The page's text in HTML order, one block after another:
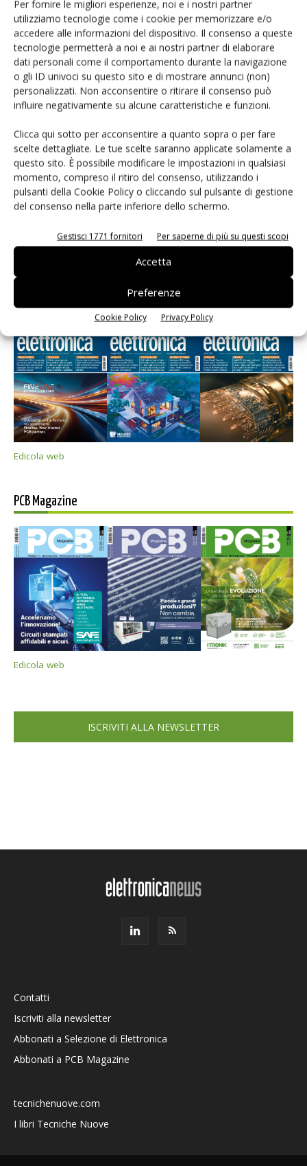
Per fornire le migliori esperienze, noi e i nostri partner
utilizziamo tecnologie come i cookie per memorizzare e/o
accedere alle informazioni del dispositivo. Il consenso a queste
tecnologie permetterà a noi e ai nostri partner di elaborare
dati personali come il comportamento durante la navigazione
o gli ID univoci su questo sito e di mostrare annunci (non)
personalizzati. Non acconsentire o ritirare il consenso può
influire negativamente su alcune caratteristiche e funzioni.
Clicca qui sotto per acconsentire a quanto sopra o per fare
scelte dettagliate. Le tue scelte saranno applicate solamente a
questo sito. È possibile modificare le impostazioni in qualsiasi
momento, compreso il ritiro del consenso, utilizzando i
pulsanti della Cookie Policy o cliccando sul pulsante di gestione
del consenso nella parte inferiore dello schermo.
Gestisci 1771 fornitori Per saperne di più su questi scopi
Accetta
Preferenze
Cookie Policy Privacy Policy
Salva il mio nome, email e sito web in questo browser per i
prossimi commenti.
Selezione di elettronica
Edicola web
PCB Magazine
Edicola web
ISCRIVITI ALLA NEWSLETTER
Contatti
Iscriviti alla newsletter
Abbonati a Selezione di Elettronica
Abbonati a PCB Magazine
tecnichenuove.com
I libri Tecniche Nuove